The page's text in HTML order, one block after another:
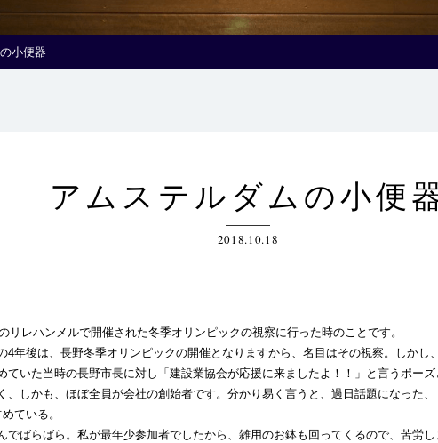
小便器
アムステルダムの小便
2018.10.18
レハンメルで開催された冬季オリンピックの視察に行った時のことです。
年後は、長野冬季オリンピックの開催となりますから、名目はその視察。しかし
ていた当時の長野市長に対し「建設業協会が応援に来ましたよ！！」と言うポーズ
しかも、ほぼ全員が会社の創始者です。分かり易く言うと、過日話題になった
ている。
ばらばら。私が最年少参加者でしたから、雑用のお鉢も回ってくるので、苦労